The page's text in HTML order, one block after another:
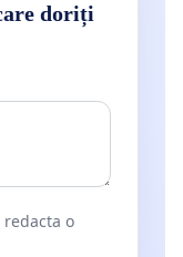
doriți
o